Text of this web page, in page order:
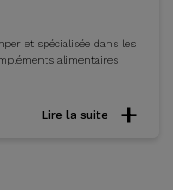
et spécialisée dans les
alimentaires
Lire la suite